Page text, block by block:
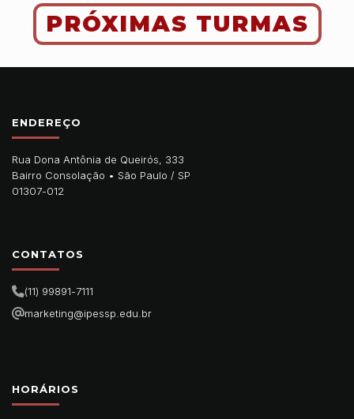
PRÓXIMAS TURMAS
ENDEREÇO
Rua Dona Antônia de Queirós, 333
Bairro Consolação • São Paulo / SP
01307-012
CONTATOS
(11) 99891-7111
marketing@ipessp.edu.br
HORÁRIOS